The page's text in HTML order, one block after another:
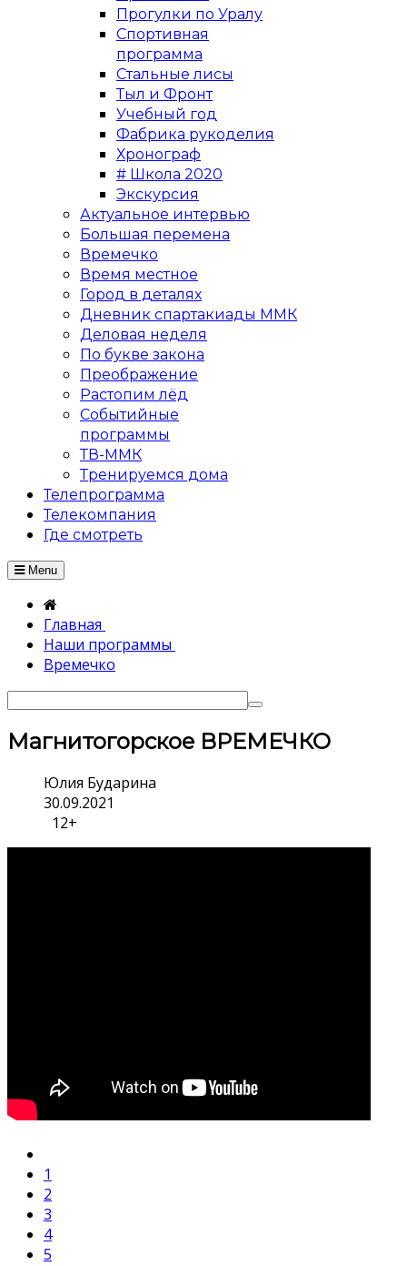
Прогулки по Уралу
Спортивная
программа
Стальные лисы
Тыл и Фронт
Учебный год
Фабрика рукоделия
Хронограф
# Школа 2020
Экскурсия
Актуальное интервью
Большая перемена
Времечко
Время местное
Город в деталях
Дневник спартакиады ММК
Деловая неделя
По букве закона
Преображение
Растопим лёд
Событийные
программы
ТВ-ММК
Тренируемся дома
Телепрограмма
Телекомпания
Где смотреть
Menu
Главная
Наши программы
Времечко
Магнитогорское ВРЕМЕЧКО
Юлия Бударина
30.09.2021
12+
1
2
3
4
5